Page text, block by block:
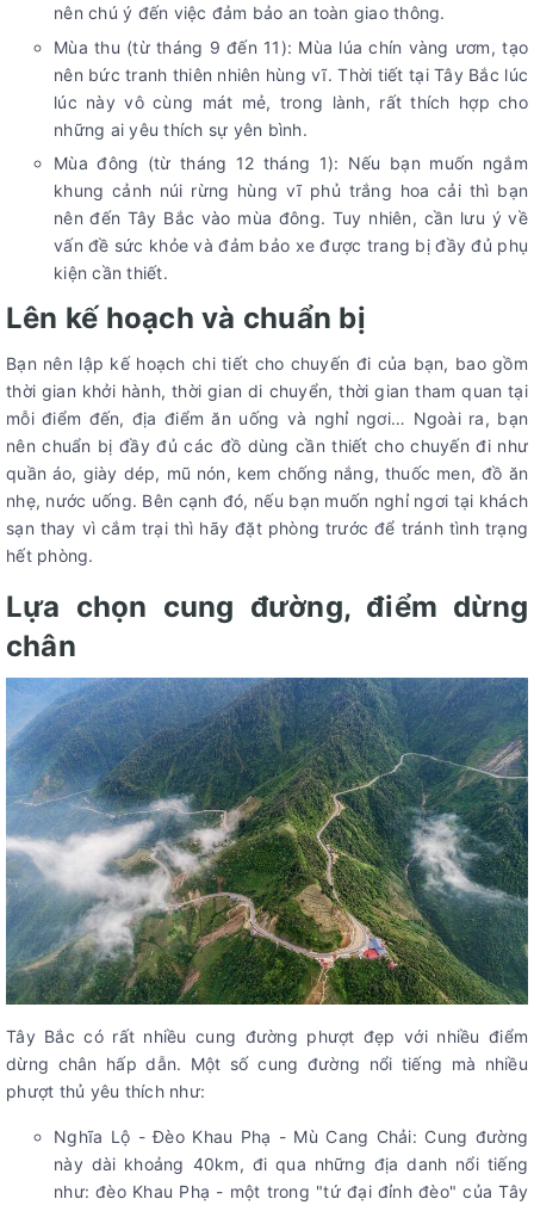
nên chú ý đến việc đảm bảo an toàn giao thông.
Mùa thu (từ tháng 9 đến 11): Mùa lúa chín vàng ươm, tạo
nên bức tranh thiên nhiên hùng vĩ. Thời tiết tại Tây Bắc lúc
lúc này vô cùng mát mẻ, trong lành, rất thích hợp cho
những ai yêu thích sự yên bình.
Mùa đông (từ tháng 12 tháng 1): Nếu bạn muốn ngắm
khung cảnh núi rừng hùng vĩ phủ trắng hoa cải thì bạn
nên đến Tây Bắc vào mùa đông. Tuy nhiên, cần lưu ý về
vấn đề sức khỏe và đảm bảo xe được trang bị đầy đủ phụ
kiện cần thiết.
Lên kế hoạch và chuẩn bị
Bạn nên lập kế hoạch chi tiết cho chuyến đi của bạn, bao gồm
thời gian khởi hành, thời gian di chuyển, thời gian tham quan tại
mỗi điểm đến, địa điểm ăn uống và nghỉ ngơi… Ngoài ra, bạn
nên chuẩn bị đầy đủ các đồ dùng cần thiết cho chuyến đi như
quần áo, giày dép, mũ nón, kem chống nắng, thuốc men, đồ ăn
nhẹ, nước uống. Bên cạnh đó, nếu bạn muốn nghỉ ngơi tại khách
sạn thay vì cắm trại thì hãy đặt phòng trước để tránh tình trạng
hết phòng.
Lựa chọn cung đường, điểm dừng
chân
Tây Bắc có rất nhiều cung đường phượt đẹp với nhiều điểm
dừng chân hấp dẫn. Một số cung đường nổi tiếng mà nhiều
phượt thủ yêu thích như:
Nghĩa Lộ - Đèo Khau Phạ - Mù Cang Chải: Cung đường
này dài khoảng 40km, đi qua những địa danh nổi tiếng
như: đèo Khau Phạ - một trong "tứ đại đỉnh đèo" của Tây